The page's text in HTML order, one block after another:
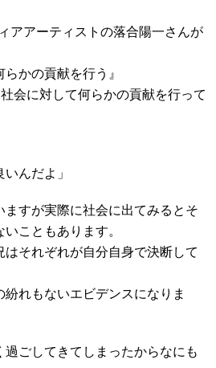
アアーティストの落合陽一さんが
らかの貢献を行う』
会に対して何らかの貢献を行って
んだよ」
ますが実際に社会に出てみるとそ
こともあります。
それぞれが自分自身で決断して
れもないエビデンスになりま
過ごしてきてしまったからなにも